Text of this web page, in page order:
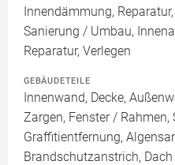
Innendämmung,
Sanierung / Umbau,
Reparatur, Verlegen
GEBÄUDETEILE
Innenwand, Decke,
Zargen, Fenster /
Graffitientfernung,
Brandschutzanstrich,